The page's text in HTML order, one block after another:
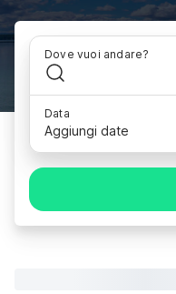
Dove vuoi andare?
Data
Aggiungi date